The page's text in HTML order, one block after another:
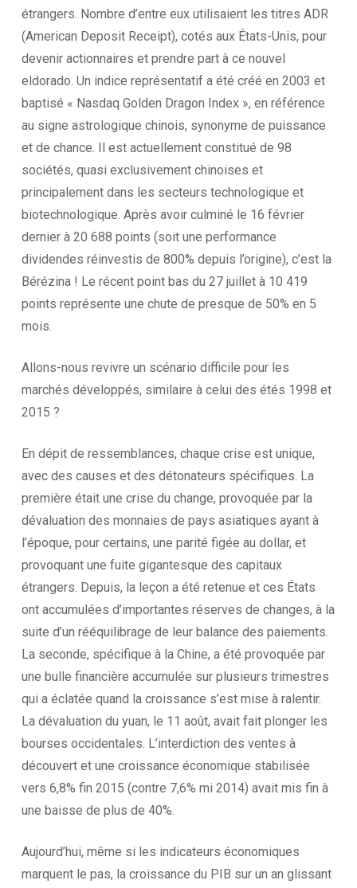
étrangers. Nombre d’entre eux utilisaient les titres ADR
(American Deposit Receipt), cotés aux États-Unis, pour
devenir actionnaires et prendre part à ce nouvel
eldorado. Un indice représentatif a été créé en 2003 et
baptisé « Nasdaq Golden Dragon Index », en référence
au signe astrologique chinois, synonyme de puissance
et de chance. Il est actuellement constitué de 98
sociétés, quasi exclusivement chinoises et
principalement dans les secteurs technologique et
biotechnologique. Après avoir culminé le 16 février
dernier à 20 688 points (soit une performance
dividendes réinvestis de 800% depuis l’origine), c’est la
Bérézina ! Le récent point bas du 27 juillet à 10 419
points représente une chute de presque de 50% en 5
mois.
Allons-nous revivre un scénario difficile pour les
marchés développés, similaire à celui des étés 1998 et
2015 ?
En dépit de ressemblances, chaque crise est unique,
avec des causes et des détonateurs spécifiques. La
première était une crise du change, provoquée par la
dévaluation des monnaies de pays asiatiques ayant à
l’époque, pour certains, une parité figée au dollar, et
provoquant une fuite gigantesque des capitaux
étrangers. Depuis, la leçon a été retenue et ces États
ont accumulées d’importantes réserves de changes, à la
suite d’un rééquilibrage de leur balance des paiements.
La seconde, spécifique à la Chine, a été provoquée par
une bulle financière accumulée sur plusieurs trimestres
qui a éclatée quand la croissance s’est mise à ralentir.
La dévaluation du yuan, le 11 août, avait fait plonger les
bourses occidentales. L’interdiction des ventes à
découvert et une croissance économique stabilisée
vers 6,8% fin 2015 (contre 7,6% mi 2014) avait mis fin à
une baisse de plus de 40%.
Aujourd’hui, même si les indicateurs économiques
marquent le pas, la croissance du PIB sur un an glissant